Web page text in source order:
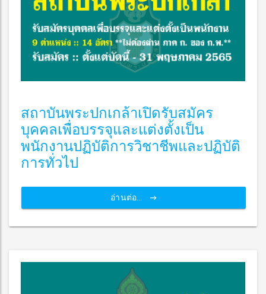
สถาบันพระปกเกล้าเปิดรับสมัคร
บุคคลเพื่อบรรจุและแต่งตั้งเป็น
พนักงานปฏิบัติการวิชาชีพและปฏิบัติ
การทั่วไป
อ่านต่อ...